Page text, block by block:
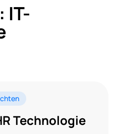
IT-
Technologie